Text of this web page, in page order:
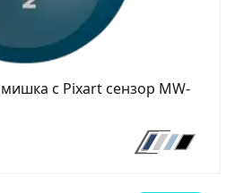
с Pixart сензор MW-